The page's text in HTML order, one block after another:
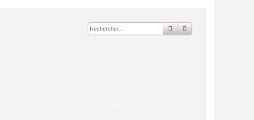
rechercher
recherche